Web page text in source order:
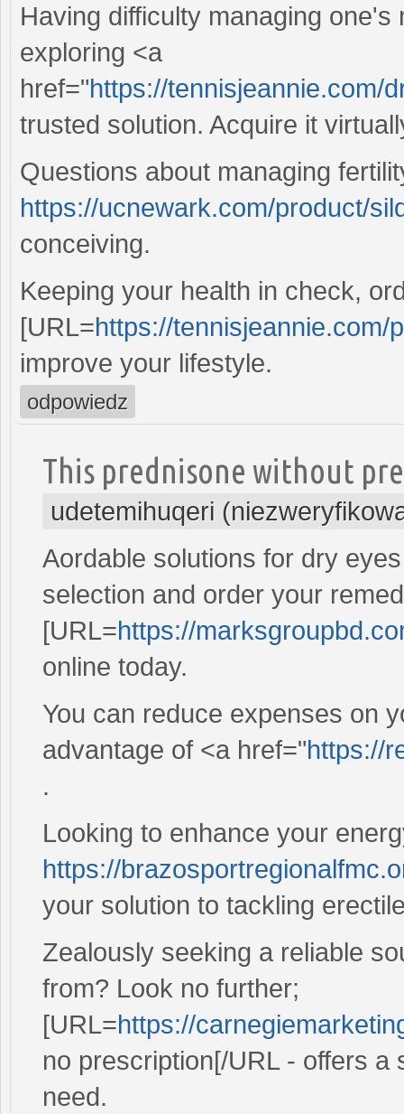
Having difficulty managing
exploring <a
href="https://tennisjeannie.com/
trusted solution. Acquire it
Questions about managing
https://ucnewark.com/product/
conceiving.
Keeping your health in check,
[URL=https://tennisjeannie.com/
improve your lifestyle.
odpowiedz
This prednisone without
udetemihuqeri
Aordable solutions for dry
selection and order your
[URL=https://
online today.
You can reduce expenses on
advantage of <a href="https://
.
Looking to enhance your
https://
your solution to tackling
Zealously seeking a reliable
from? Look no further;
[URL=https://
no prescription[/URL - offers
need.